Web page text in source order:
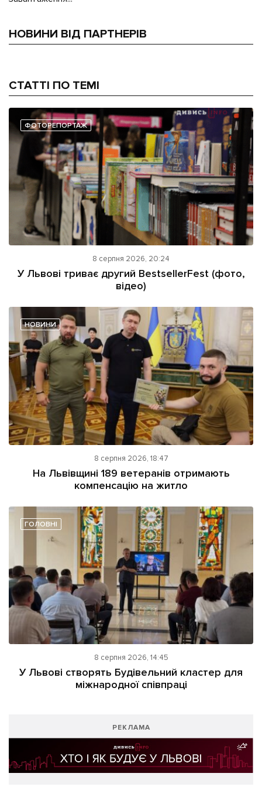
НОВИНИ ВІД ПАРТНЕРІВ
СТАТТІ ПО ТЕМІ
ФОТОРЕПОРТАЖ
8 серпня 2026, 20:24
У Львові триває другий BestsellerFest (фото,
відео)
НОВИНИ
8 серпня 2026, 18:47
На Львівщині 189 ветеранів отримають
компенсацію на житло
ГОЛОВНІ
8 серпня 2026, 14:45
У Львові створять Будівельний кластер для
міжнародної співпраці
РЕКЛАМА